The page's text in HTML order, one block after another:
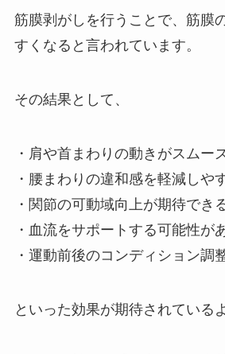
筋膜剥がしを行うことで、筋膜
すくなると言われています。
その結果として、
・肩や首まわりの動きがスムー
・腰まわりの違和感を軽減しや
・関節の可動域向上が期待でき
・血流をサポートする可能性が
・運動前後のコンディション調
といった効果が期待されている